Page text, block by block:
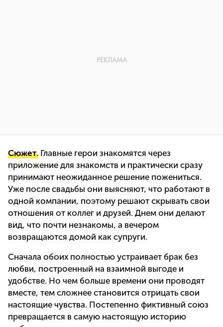
Сюжет. Главные герои знакомятся через
приложение для знакомств и практически сразу
принимают неожиданное решение пожениться.
Уже после свадьбы они выясняют, что работают в
одной компании, поэтому решают скрывать свои
отношения от коллег и друзей. Днем они делают
вид, что почти незнакомы, а вечером
возвращаются домой как супруги.
Сначала обоих полностью устраивает брак без
любви, построенный на взаимной выгоде и
удобстве. Но чем больше времени они проводят
вместе, тем сложнее становится отрицать свои
настоящие чувства. Постепенно фиктивный союз
превращается в самую настоящую историю